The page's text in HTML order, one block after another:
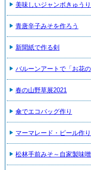
美味しいジャンボきゅう
青唐辛子みそを作ろう
新聞紙で作る剣
バルーンアートで「お花
春の山野草展2021
傘でエコバッグ作り
マーマレード・ピール作り
松林手前みそ～自家製味